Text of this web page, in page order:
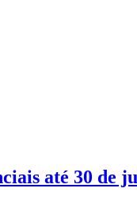
até 30 de